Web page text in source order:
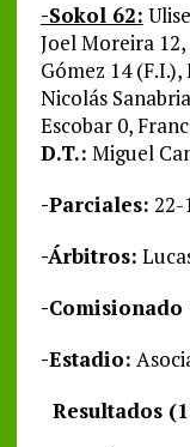
-Sokol 62:
Joel Moreira
Gómez 14
Nicolás
Escobar 0,
D.T.: Miguel
-Parciales: 22-
-Árbitros:
-Comisionado
-Estadio:
Resultados